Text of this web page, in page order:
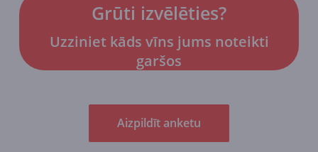
Grūti izvēlēties?
Uzziniet kāds vīns jums noteikti
garšos
Aizpildīt anketu